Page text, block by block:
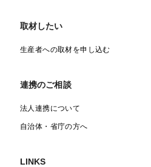
取材したい
生産者への取材を申し込む
連携のご相談
法人連携について
自治体・省庁の方へ
LINKS